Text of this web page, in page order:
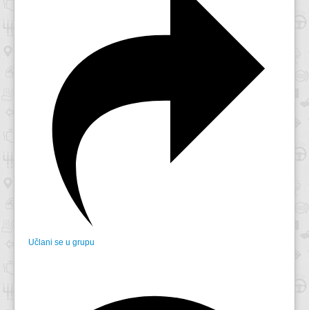
Učlani se u grupu